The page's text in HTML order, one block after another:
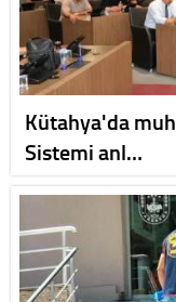
Kütahya'da
Sistemi anl…